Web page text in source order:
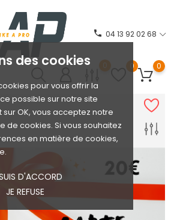
des cookies
pour vous offrir la
possible sur notre site
sur OK, vous acceptez notre
de cookies. Si vous souhaitez
en matière de cookies,
D'ACCORD
JE REFUSE
phone 04 13 92 02 68
0 0 0